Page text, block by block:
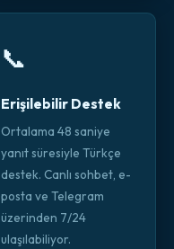
📞
Erişilebilir Destek
Ortalama 48 saniye
yanıt süresiyle Türkçe
destek. Canlı sohbet, e-
posta ve Telegram
üzerinden 7/24
ulaşılabiliyor.